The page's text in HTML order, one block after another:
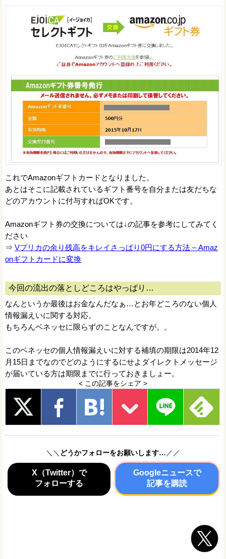
これでAmazonギフトカードとなりました。
あとはそこに記載されているギフト番号を自分または友だちな
どのアカウントに付与すればOKです。
Amazonギフト券の交換については↓の記事を参考にしてみてく
ださい
⇒ Vプリカの余り残高をキレイさっぱり0円にする方法 – Amaz
onギフトカードに変換
今回の流出の落としどころはやっぱり…
なんというか最後はお金なんだなぁ…とお年どころのない個人
情報漏えいに関する対応。
もちろんベネッセに限らずのことなんですが。。
このベネッセの個人情報漏えいに対する補填の期限は2014年12
月15日までなのでどのようにするにせよダイレクトメッセージ
が届いている方は期限までに行っておきましょー。
< この記事をシェア >
＼＼ どうかフォローをお願いします… ／／
X（Twitter）で
フォローする
Googleニュースで
記事を購読